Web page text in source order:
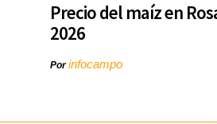
Precio del maíz en
2026
Porinfocampo